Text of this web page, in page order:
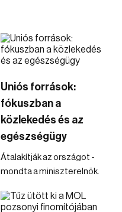
Uniós források:
fókuszban a
közlekedés és az
egészségügy
Átalakítják az országot -
mondta a miniszterelnök.